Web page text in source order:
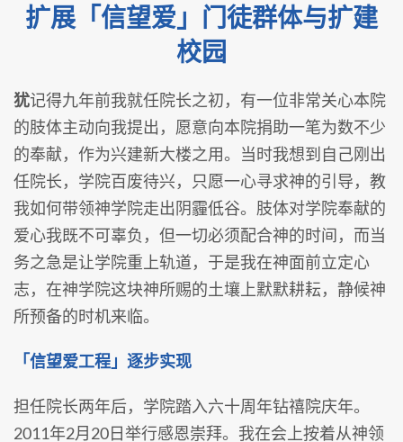
扩展「信望爱」门徒群体与扩建
校园
犹记得九年前我就任院长之初，有一位非常关心本院
的肢体主动向我提出，愿意向本院捐助一笔为数不少
的奉献，作为兴建新大楼之用。当时我想到自己刚出
任院长，学院百废待兴，只愿一心寻求神的引导，教
我如何带领神学院走出阴霾低谷。肢体对学院奉献的
爱心我既不可辜负，但一切必须配合神的时间，而当
务之急是让学院重上轨道，于是我在神面前立定心
志，在神学院这块神所赐的土壤上默默耕耘，静候神
所预备的时机来临。
「信望爱工程」逐步实现
担任院长两年后，学院踏入六十周年钻禧院庆年。
2011年2月20日举行感恩崇拜。我在会上按着从神领